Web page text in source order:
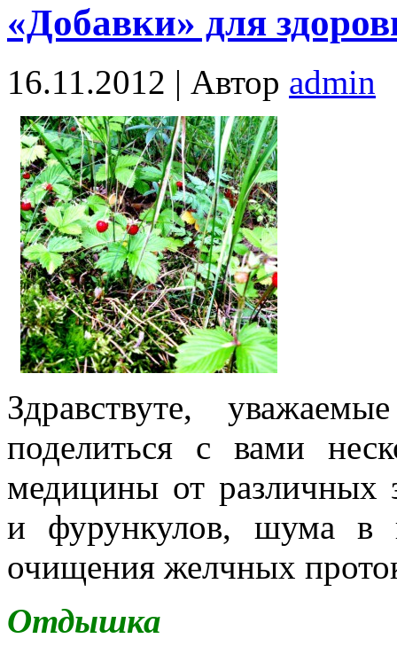
«Добавки» для
16.11.2012 | Автор admin
Здравствуте,
поделиться с вами
медицины от различных
и фурункулов, шума в
очищения желчных
Отдышка